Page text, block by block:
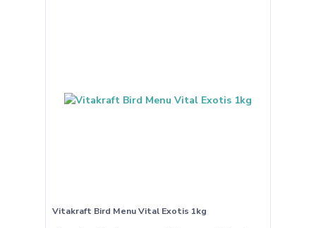
Vitakraft Bird Menu Vital Exotis 1kg